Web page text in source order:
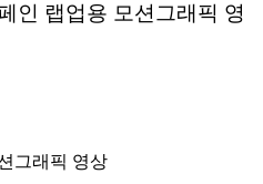
인 랩업용 모션그래픽 영
그래픽 영상